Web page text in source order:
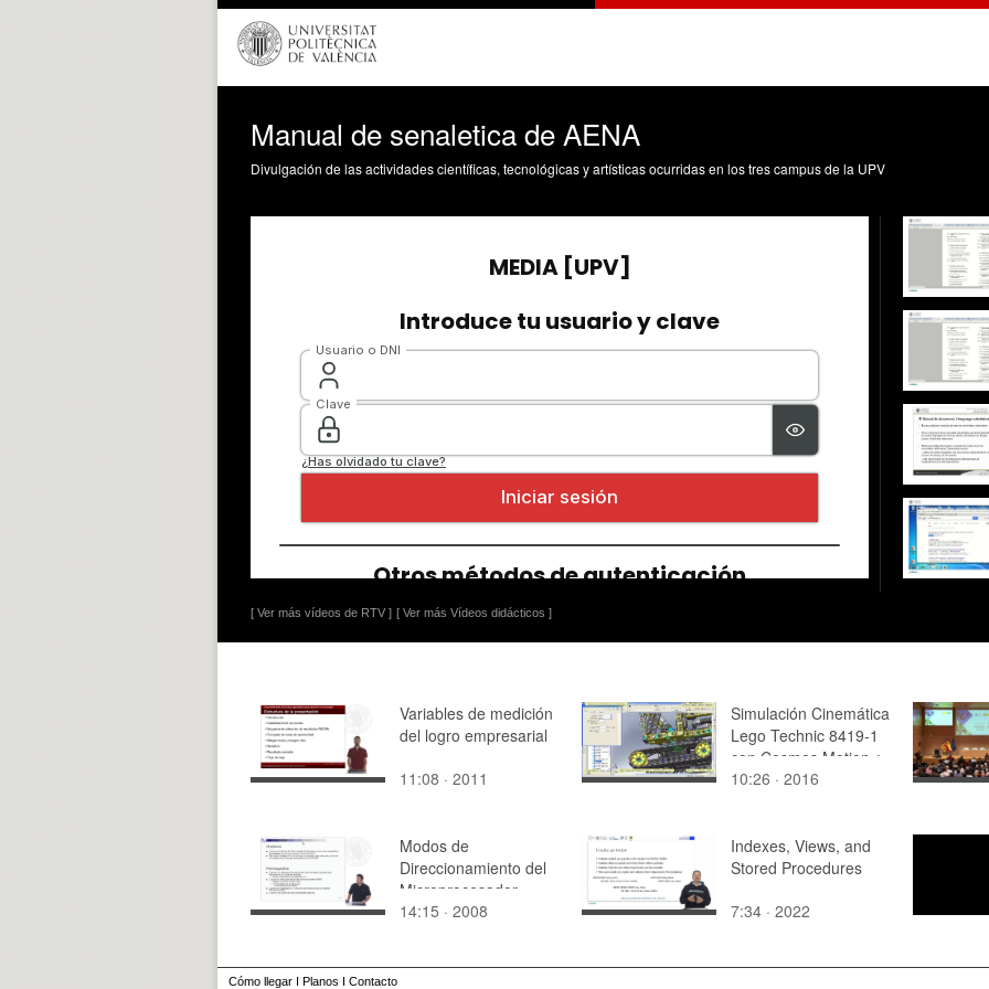
Manual de senaletica de AENA
Divulgación de las actividades científicas, tecnológicas y artísticas ocurridas en los tres campus de la UPV
[ Ver más vídeos de RTV ] [ Ver más Vídeos didácticos ]
Variables de medición
del logro empresarial
11:08 · 2011
Simulación Cinemática
Lego Technic 8419-1
con Cosmos Motion ¿
07 de 11 - no audio
10:26 · 2016
Modos de
Direccionamiento del
Microprocesador
Motorola 68000 II
14:15 · 2008
Indexes, Views, and
Stored Procedures
7:34 · 2022
Cómo llegar I Planos I Contacto